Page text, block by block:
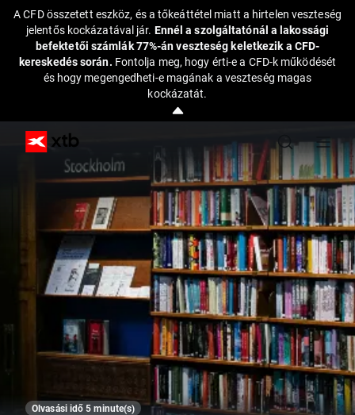
A CFD összetett eszköz, és a tőkeáttétel miatt a hirtelen veszteség
jelentős kockázatával jár. Ennél a szolgáltatónál a lakossági
befektetői számlák 77%-án veszteség keletkezik a CFD-
kereskedés során. Fontolja meg, hogy érti-e a CFD-k működését
és hogy megengedheti-e magának a veszteség magas
kockázatát.
Olvasási idő 5 minute(s)